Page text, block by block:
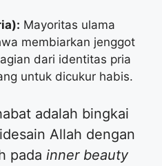
Mayoritas ulama
membiarkan jenggot
dari identitas pria
untuk dicukur habis.
adalah bingkai
Allah dengan
pada inner beauty